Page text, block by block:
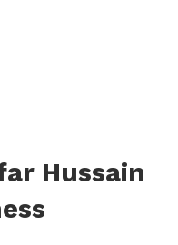
Hussain